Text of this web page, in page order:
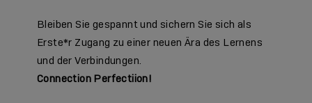
Bleiben Sie gespannt und sichern Sie sich als
Erste*r Zugang zu einer neuen Ära des Lernens
und der Verbindungen.
Connection Perfectiion!